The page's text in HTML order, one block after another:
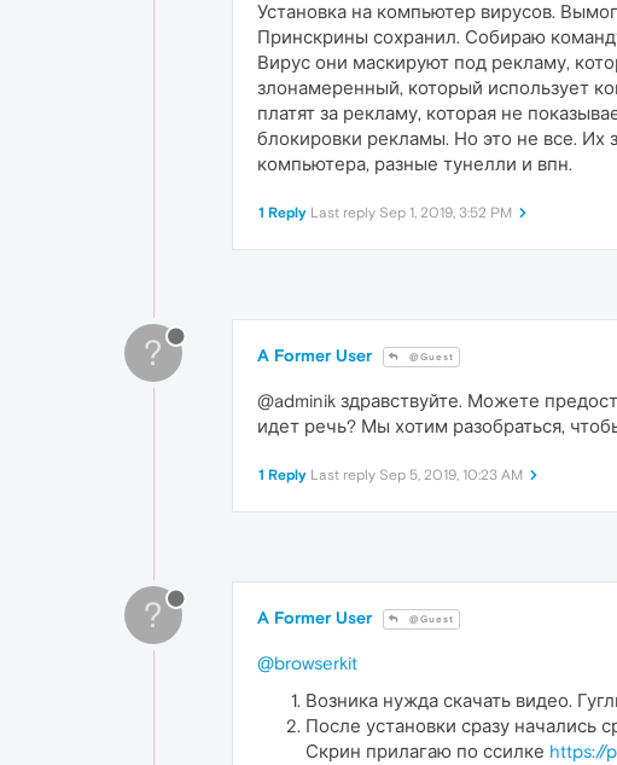
Установка на компьютер вирусов.
Принскрины сохранил. Собираю
Вирус они маскируют под рекламу,
злонамеренный, который использует
платят за рекламу, которая не
блокировки рекламы. Но это не все.
компьютера, разные тунелли и впн.
1 Reply Last reply Sep 1, 2019, 3:52 PM
? A Former User @Guest
@adminik здравствуйте. Можете
идет речь? Мы хотим разобраться,
1 Reply Last reply Sep 5, 2019, 10:23 AM
? A Former User @Guest
@browserkit
Возника нужда скачать видео.
После установки сразу начались
Скрин прилагаю по ссилке https://